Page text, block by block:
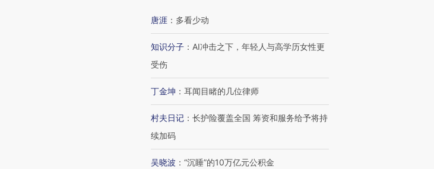
唐涯 ： 多看少动
知识分子 ： AI冲击之下，年轻人与高学历女性更
受伤
丁金坤 ： 耳闻目睹的几位律师
村夫日记 ： 长护险覆盖全国 筹资和服务给予将持
续加码
吴晓波 ： “沉睡”的10万亿元公积金